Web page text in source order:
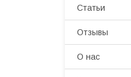
Статьи
Отзывы
О нас